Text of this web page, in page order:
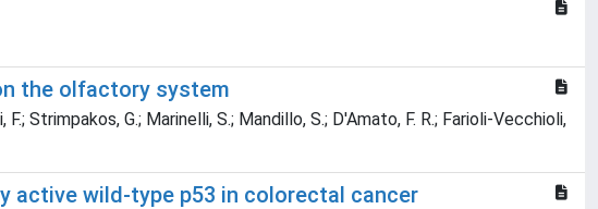
the olfactory system
Strimpakos, G.; Marinelli, S.; Mandillo, S.; D'Amato, F. R.; Farioli-Vecchioli,
active wild-type p53 in colorectal cancer